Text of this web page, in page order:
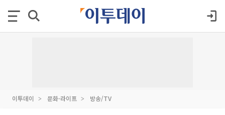
이투데이 문화·라이프 방송/TV